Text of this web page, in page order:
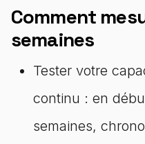
Comment
semaines
Tester votre
continu : en
semaines,